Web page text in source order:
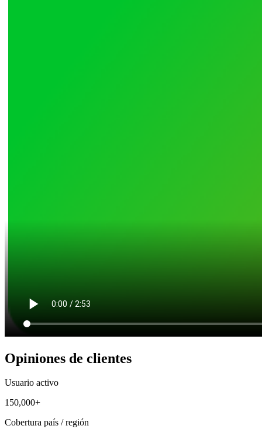
Opiniones de clientes
Usuario activo
150,000+
Cobertura país / región